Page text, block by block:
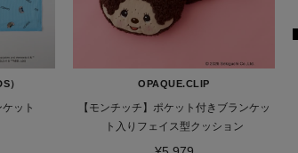
）
ット
OPAQUE.CLIP
【モンチッチ】ポケット付きブランケッ
ト入りフェイス型クッション